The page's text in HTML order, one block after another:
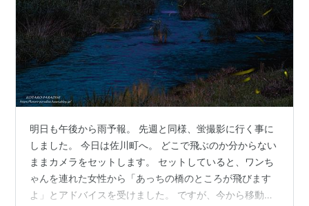
明日も午後から雨予報。 先週と同様、蛍撮影に行く事に
しました。 今日は佐川町へ。 どこで飛ぶのか分からない
ままカメラをセットします。 セットしていると、ワンち
ゃんを連れた女性から「あっちの橋のところが飛びます
よ」とアドバイスを受けました。 ですが、今から移動出